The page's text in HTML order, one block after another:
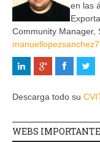
en las
Community Manager,
Descarga todo su
WEBS